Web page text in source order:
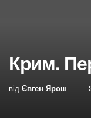
Крим.
від Євген Ярош